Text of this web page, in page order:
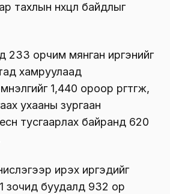
тахлын нөхцөл байдлыг
233 орчим мянган иргэнийг
хамруулаад
1,440 ороор өргөтгөж,
ухааны зургаан
тусгаарлах байранд 620
ирэх иргэдийг
зочид буудалд 932 ор